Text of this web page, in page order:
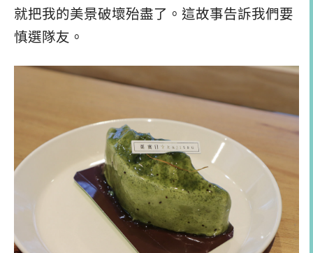
就把我的美景破壞殆盡了。這故事告訴我們要
慎選隊友。